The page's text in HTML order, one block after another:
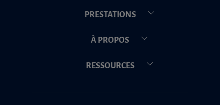
PRESTATIONS
À PROPOS
RESSOURCES